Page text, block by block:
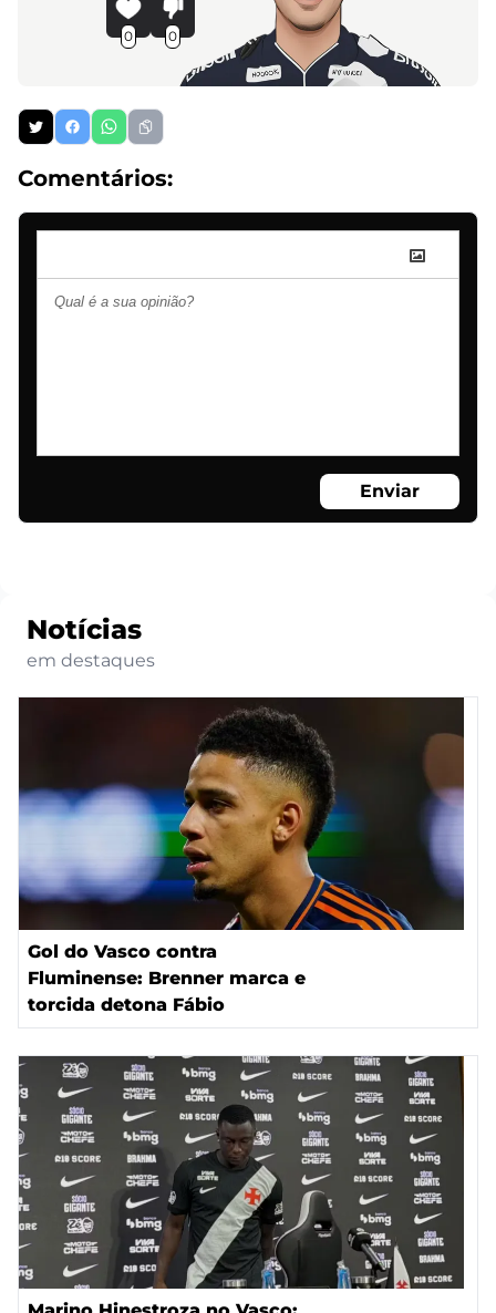
0 0
Comentários:
Enviar
Notícias
em destaques
Gol do Vasco contra
Fluminense: Brenner marca e
torcida detona Fábio